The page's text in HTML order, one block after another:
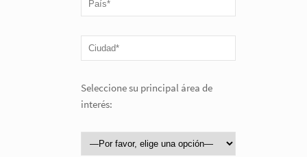
Seleccione su principal área de
interés: